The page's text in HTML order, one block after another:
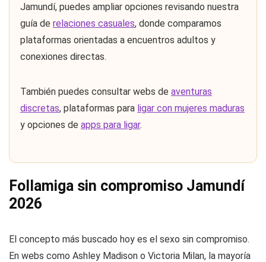
Jamundí, puedes ampliar opciones revisando nuestra
guía de relaciones casuales, donde comparamos
plataformas orientadas a encuentros adultos y
conexiones directas.
También puedes consultar webs de aventuras
discretas, plataformas para ligar con mujeres maduras
y opciones de apps para ligar.
Follamiga sin compromiso Jamundí
2026
El concepto más buscado hoy es el sexo sin compromiso.
En webs como Ashley Madison o Victoria Milan, la mayoría